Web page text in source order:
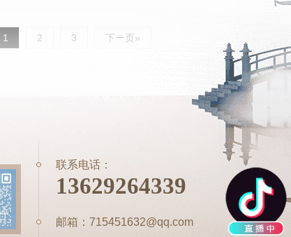
1 2 3 下一页»
联系电话：
13629264339
邮箱：715451632@qq.com